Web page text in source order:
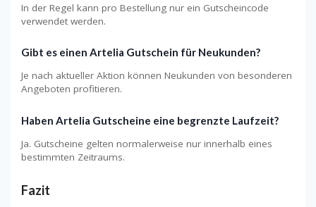
In der Regel kann pro Bestellung nur ein Gutscheincode
verwendet werden.
Gibt es einen Artelia Gutschein für Neukunden?
Je nach aktueller Aktion können Neukunden von besonderen
Angeboten profitieren.
Haben Artelia Gutscheine eine begrenzte Laufzeit?
Ja. Gutscheine gelten normalerweise nur innerhalb eines
bestimmten Zeitraums.
Fazit